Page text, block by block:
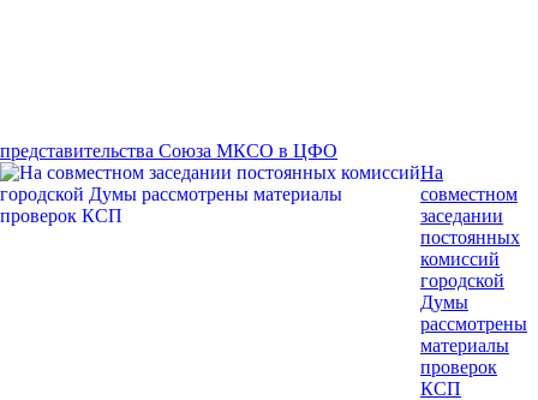
представительства Союза МКСО в ЦФО
На
совместном
заседании
постоянных
комиссий
городской
Думы
рассмотрены
материалы
проверок
КСП